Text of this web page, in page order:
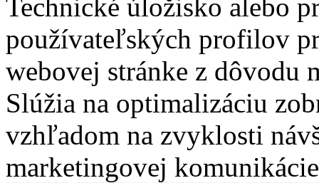
Technické úložisko alebo
používateľských profilov
webovej stránke z dôvodu
Slúžia na optimalizáciu
vzhľadom na zvyklosti
marketingovej